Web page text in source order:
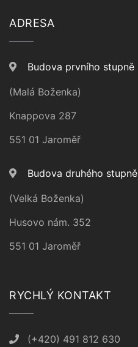
ADRESA
Budova prvního stupně
(Malá Boženka)
Knappova 287
551 01 Jaroměř
Budova druhého stupně
(Velká Boženka)
Husovo nám. 352
551 01 Jaroměř
RYCHLÝ KONTAKT
(+420) 491 812 630